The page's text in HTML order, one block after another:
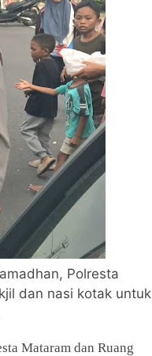
Polresta
dan nasi kotak untuk
Mataram dan Ruang